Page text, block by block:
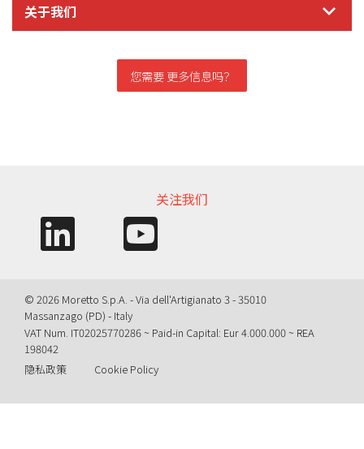
关于我们
您需要 更多信息吗？
关注我们
© 2026 Moretto S.p.A. - Via dell'Artigianato 3 - 35010
Massanzago (PD) - Italy
VAT Num. IT02025770286 ~ Paid-in Capital: Eur 4.000.000 ~ REA
198042
隐私政策
Cookie Policy